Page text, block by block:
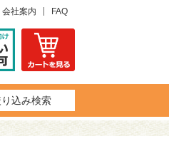
会社案内 FAQ
込み検索